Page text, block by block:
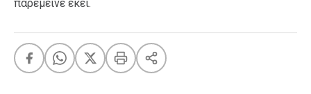
παρέμεινε εκεί.